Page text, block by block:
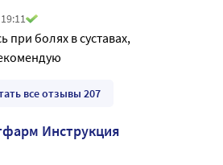
болях в суставах,
все отзывы 207
Инструкция